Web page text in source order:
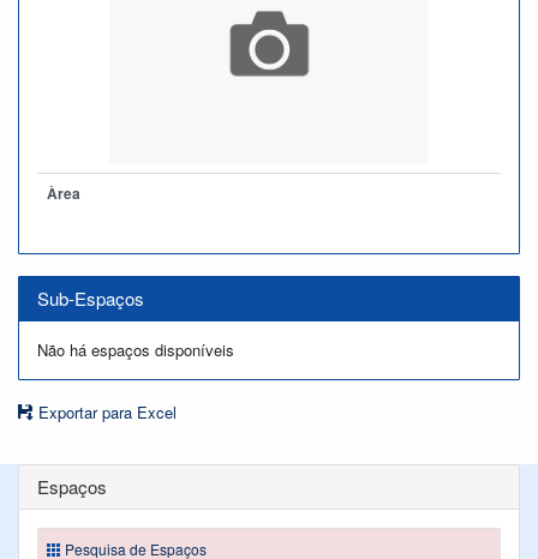
Àrea
Sub-Espaços
Não há espaços disponíveis
Exportar para Excel
Espaços
Pesquisa de Espaços